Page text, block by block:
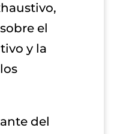
el
y la
del